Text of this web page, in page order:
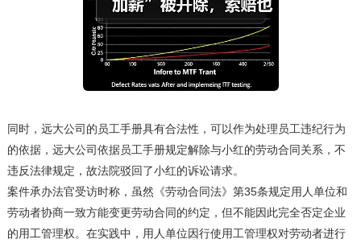
同时，远大公司的员工手册具有合法性，可以作为处理员工违纪行为
的依据，远大公司依据员工手册规定解除与小红的劳动合同关系，不
违反法律规定，故法院驳回了小红的诉讼请求。
案件承办法官受访时称，虽然《劳动合同法》第35条规定用人单位和
劳动者协商一致方能变更劳动合同的约定，但不能因此完全否定企业
的用工管理权。在实践中，用人单位因行使用工管理权对劳动者进行